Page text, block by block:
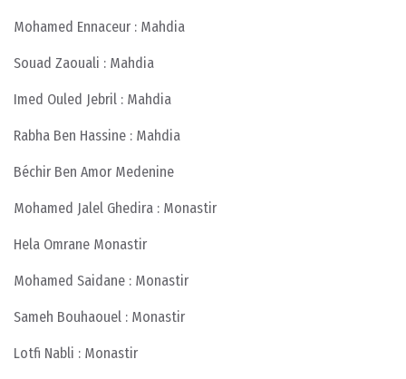
Mohamed Ennaceur : Mahdia
Souad Zaouali : Mahdia
Imed Ouled Jebril : Mahdia
Rabha Ben Hassine : Mahdia
Béchir Ben Amor Medenine
Mohamed Jalel Ghedira : Monastir
Hela Omrane Monastir
Mohamed Saidane : Monastir
Sameh Bouhaouel : Monastir
Lotfi Nabli : Monastir